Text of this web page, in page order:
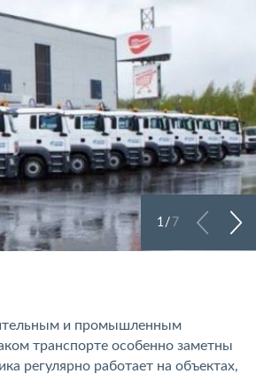
1/ 7
и промышленным
транспорте особенно заметны
регулярно работает на объектах,